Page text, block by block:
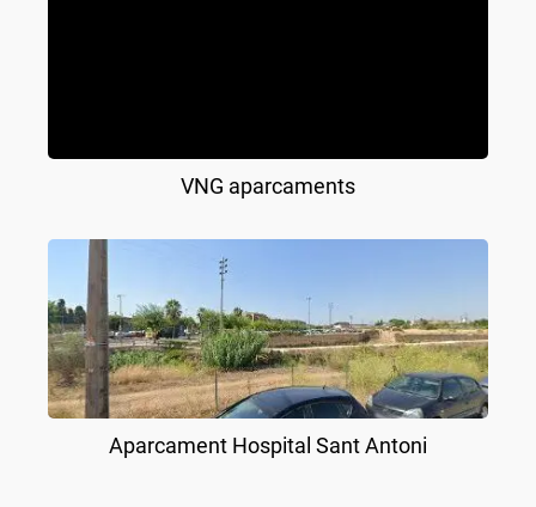
VNG aparcaments
Aparcament Hospital Sant Antoni